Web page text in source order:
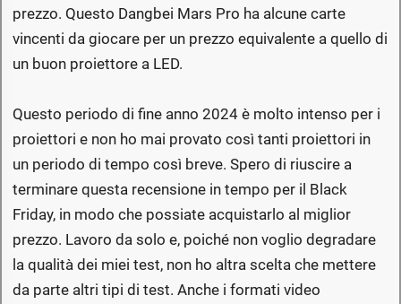
prezzo. Questo Dangbei Mars Pro ha alcune carte
vincenti da giocare per un prezzo equivalente a quello di
un buon proiettore a LED.
Questo periodo di fine anno 2024 è molto intenso per i
proiettori e non ho mai provato così tanti proiettori in
un periodo di tempo così breve. Spero di riuscire a
terminare questa recensione in tempo per il Black
Friday, in modo che possiate acquistarlo al miglior
prezzo. Lavoro da solo e, poiché non voglio degradare
la qualità dei miei test, non ho altra scelta che mettere
da parte altri tipi di test. Anche i formati video